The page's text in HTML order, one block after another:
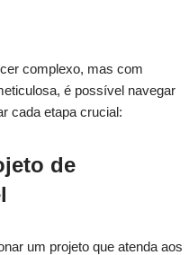
complexo, mas com
é possível navegar
cada etapa crucial:
de
um projeto que atenda aos